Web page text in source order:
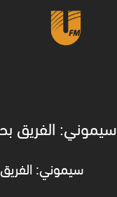
سيموني: الفريق
سيموني: